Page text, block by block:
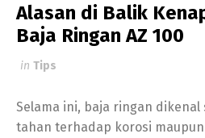
Alasan di Balik
Baja Ringan AZ 100
in Tips
Selama ini, baja ringan
tahan terhadap korosi